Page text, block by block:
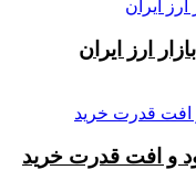
ارز ایران
و افت قدرت خرید